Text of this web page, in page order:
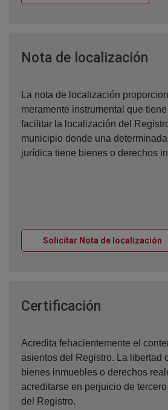
Nota de localización
La nota de localización
meramente instrumental que
facilitar la localización del
municipio donde una
jurídica tiene bienes o derechos
Solicitar Nota de localización
Certificación
Acredita fehacientemente el
asientos del Registro. La libertad
bienes inmuebles o derechos
acreditarse en perjuicio de
del Registro.